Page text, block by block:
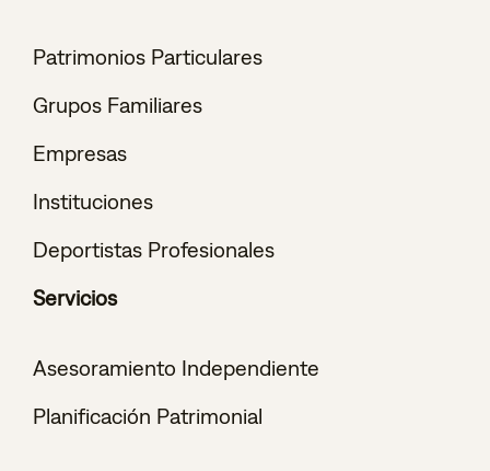
Patrimonios Particulares
Grupos Familiares
Empresas
Instituciones
Deportistas Profesionales
Servicios
Asesoramiento Independiente
Planificación Patrimonial